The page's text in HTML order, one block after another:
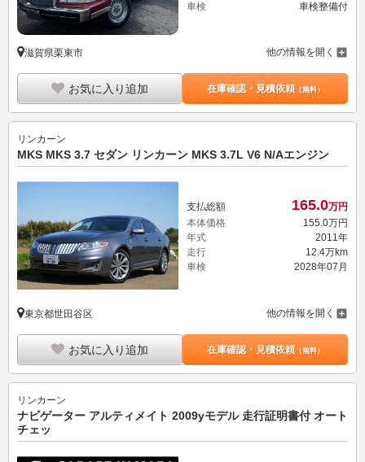
車検
車検整備付
滋賀県栗東市 他の情報を開く
お気に入り追加 在庫確認・見積依頼（無料）
リンカーン
MKS MKS 3.7 セダン リンカーン MKS 3.7L V6 N/Aエンジン
支払総額 165.0万円
本体価格
155.0万円
年式
2011年
走行
12.4万km
車検
2028年07月
東京都世田谷区 他の情報を開く
お気に入り追加 在庫確認・見積依頼（無料）
リンカーン
ナビゲーター アルティメイト 2009yモデル 走行証明書付 オート
チェッ